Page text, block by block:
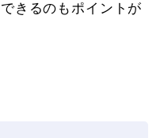
きるのもポイントが